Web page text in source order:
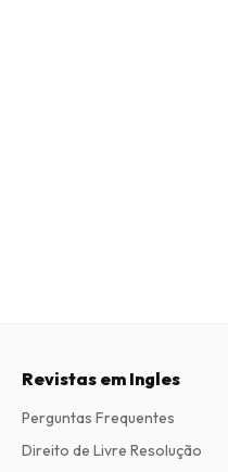
Revistas em Ingles
Perguntas Frequentes
Direito de Livre Resolução